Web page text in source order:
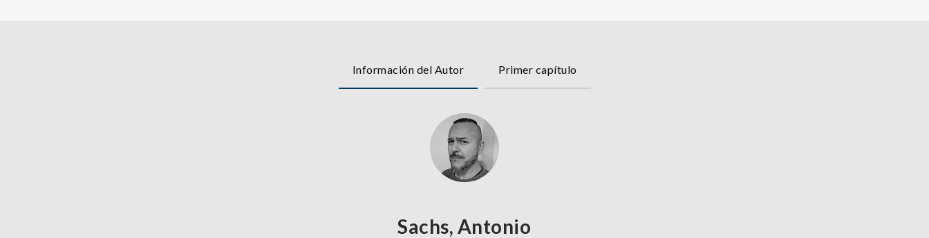
Información del Autor Primer capítulo
Sachs, Antonio